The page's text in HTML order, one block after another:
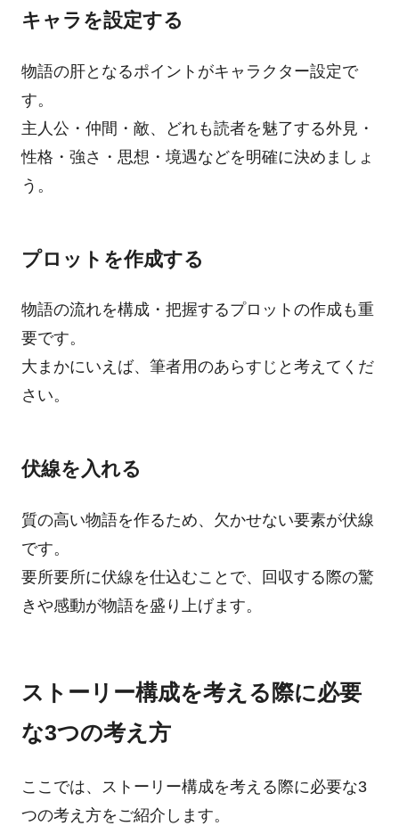
キャラを設定する
物語の肝となるポイントがキャラクター設定で
す。
主人公・仲間・敵、どれも読者を魅了する外見・
性格・強さ・思想・境遇などを明確に決めましょ
う。
プロットを作成する
物語の流れを構成・把握するプロットの作成も重
要です。
大まかにいえば、筆者用のあらすじと考えてくだ
さい。
伏線を入れる
質の高い物語を作るため、欠かせない要素が伏線
です。
要所要所に伏線を仕込むことで、回収する際の驚
きや感動が物語を盛り上げます。
ストーリー構成を考える際に必要
な3つの考え方
ここでは、ストーリー構成を考える際に必要な3
つの考え方をご紹介します。